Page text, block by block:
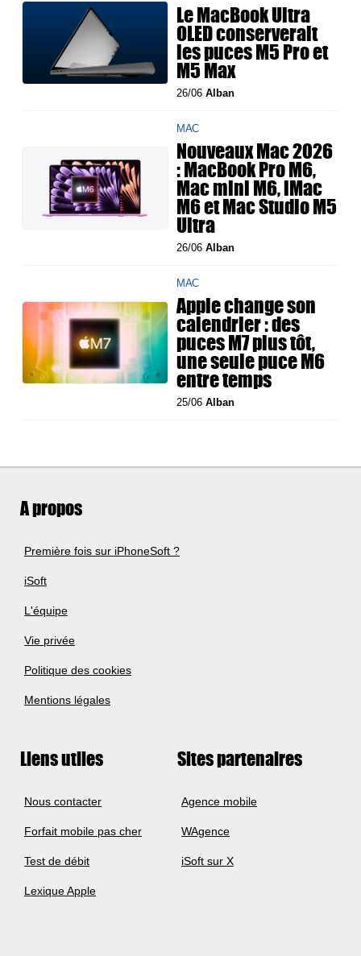
Le MacBook Ultra
OLED conserverait
les puces M5 Pro et
M5 Max
26/06Alban
MAC
Nouveaux Mac 2026
: MacBook Pro M6,
Mac mini M6, iMac
M6 et Mac Studio M5
Ultra
26/06Alban
MAC
Apple change son
calendrier : des
puces M7 plus tôt,
une seule puce M6
entre temps
25/06Alban
A propos
Première fois sur iPhoneSoft ?
iSoft
L'équipe
Vie privée
Politique des cookies
Mentions légales
Liens utiles
Nous contacter
Forfait mobile pas cher
Test de débit
Lexique Apple
Sites partenaires
Agence mobile
WAgence
iSoft sur X